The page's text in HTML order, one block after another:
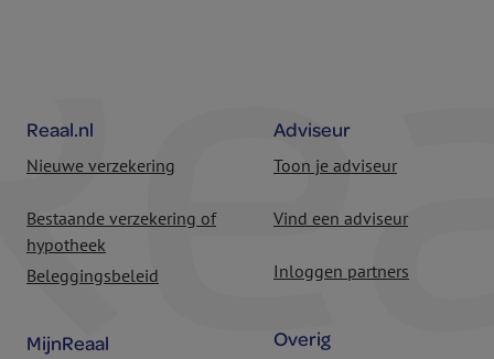
Reaal.nl
Nieuwe verzekering
Bestaande verzekering of
hypotheek
Beleggingsbeleid
MijnReaal
Adviseur
Toon je adviseur
Vind een adviseur
Inloggen partners
Overig